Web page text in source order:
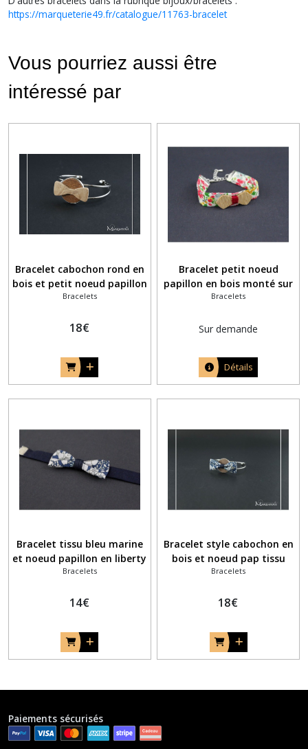
https://marqueterie49.fr/catalogue/11763-bracelet
Vous pourriez aussi être
intéressé par
Bracelet cabochon rond en
bois et petit noeud papillon
Bracelets
18€
Bracelet petit noeud
papillon en bois monté sur
un ruban liberty coloré
Bracelets
Sur demande
Détails
Bracelet tissu bleu marine
et noeud papillon en liberty
anglais June's Meadow bleu
Bracelets
14€
Bracelet style cabochon en
bois et noeud pap tissu
liberty anglais June's
Bracelets
18€
Paiements sécurisés